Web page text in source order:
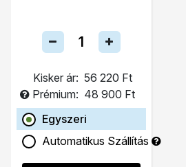
Kisker ár: 56 220 Ft
Prémium: 48 900 Ft
Egyszeri
Automatikus Szállítás